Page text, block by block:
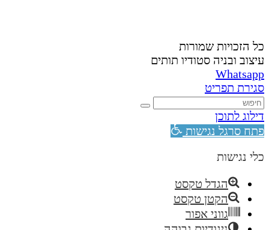
כל הזכויות שמורות
עיצוב ובניה סטודיו תותים
Whatsapp
סגירת תפריט
דילוג לתוכן
פתח סרגל נגישות
כלי נגישות
הגדל טקסט
הקטן טקסט
גווני אפור